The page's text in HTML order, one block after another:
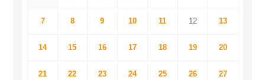
7 8 9 10 11 12 13
14 15 16 17 18 19 20
21 22 23 24 25 26 27